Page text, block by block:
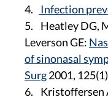
4.
Infection
5. Heatley DG,
Leverson GE:
of sinonasal
Surg2001,
6. Kristoffersen